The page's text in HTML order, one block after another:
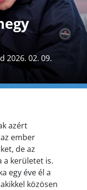
2026. 02. 09.
azért
ember
de az
a kerületet is.
egy éve él a
közösen